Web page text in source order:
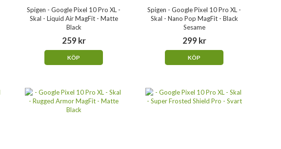
Spigen - Google Pixel 10 Pro XL -
Skal - Liquid Air MagFit - Matte
Black
259 kr
KÖP
Spigen - Google Pixel 10 Pro XL -
Skal - Nano Pop MagFit - Black
Sesame
299 kr
KÖP